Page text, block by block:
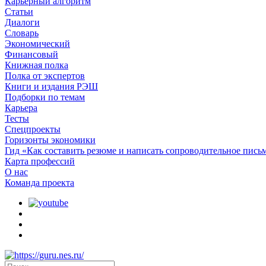
Статьи
Диалоги
Словарь
Экономический
Финансовый
Книжная полка
Полка от экспертов
Книги и издания РЭШ
Подборки по темам
Карьера
Тесты
Спецпроекты
Горизонты экономики
Гид «Как составить резюме и написать сопроводительное
Карта профессий
О наc
Команда проекта